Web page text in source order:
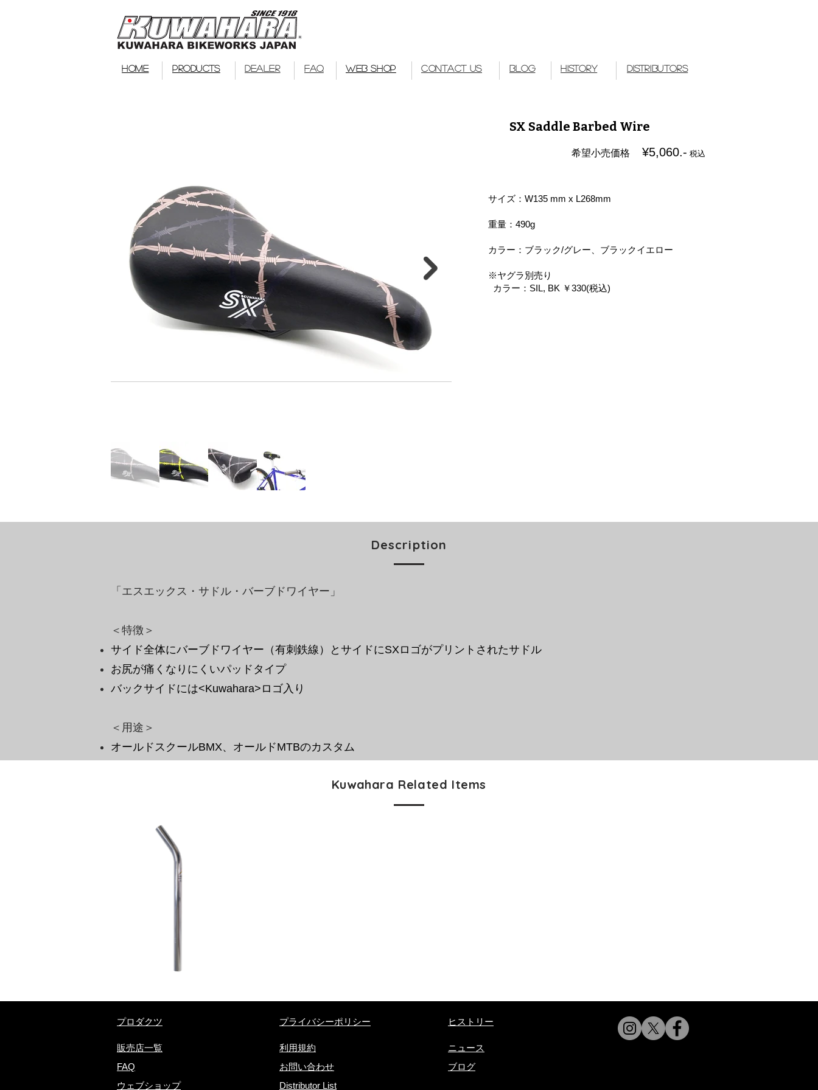
HOME PRODUCTS DEALER FAQ WEB SHOP CONTACT US BLOG History Distributors
SX Saddle Barbed Wire
希望小売価格 ¥5,060.- 税込
サイズ：W135 mm x L268mm
重量：490g
カラー： ブラック/グレー、ブラックイエロー
※ヤグラ別売り
カラー：SIL, BK ￥330(税込)
Description
「エスエックス・サドル・バーブドワイヤー 」
＜特徴＞
サイド全体にバーブドワイヤー（有刺鉄線）とサイドにSXロゴがプリントされたサドル
お尻が痛くなりにくいパッドタイプ
​バックサイドには<Kuwahara>ロゴ入り
​＜用途＞
オールドスクールBMX、オールドMTBのカスタム
Kuwahara Related Items
​プロダクツ
販売店一覧
FAQ
ウェブショップ
プライバシーポリシー
利用規約
お問い合わせ
Distributor List
ヒストリー
ニュース
ブログ